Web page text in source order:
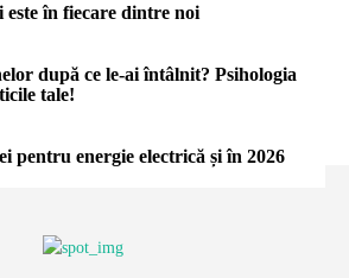
în fiecare dintre noi
după ce le-ai întâlnit? Psihologia
tale!
pentru energie electrică și în 2026